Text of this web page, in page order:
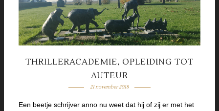
THRILLERACADEMIE, OPLEIDING TOT
AUTEUR
21 november 2018
Een beetje schrijver anno nu weet dat hij of zij er met het